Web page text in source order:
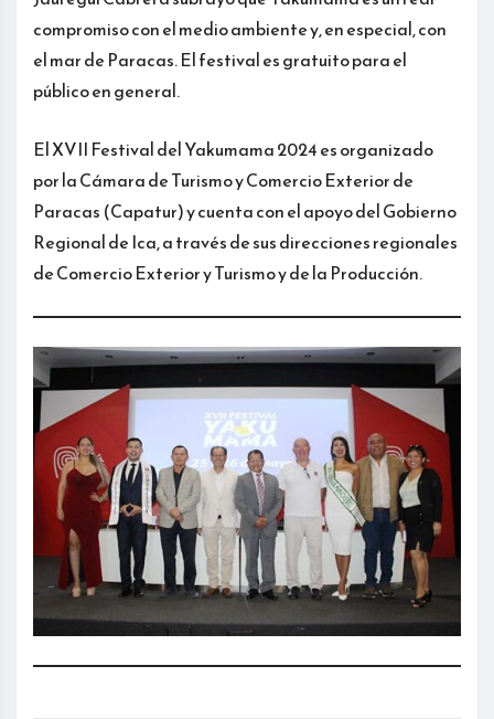
compromiso con el medio ambiente y, en especial, con
el mar de Paracas. El festival es gratuito para el
público en general.
El XVII Festival del Yakumama 2024 es organizado
por la Cámara de Turismo y Comercio Exterior de
Paracas (Capatur) y cuenta con el apoyo del Gobierno
Regional de Ica, a través de sus direcciones regionales
de Comercio Exterior y Turismo y de la Producción.